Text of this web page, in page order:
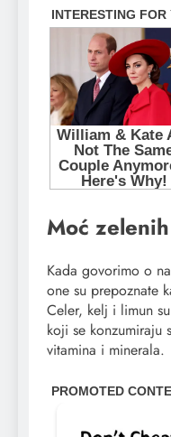
Moć
Kada govorimo o
one su prepoznate
Celer, kelj i limun
koji se konzumiraju
vitamina i minerala.